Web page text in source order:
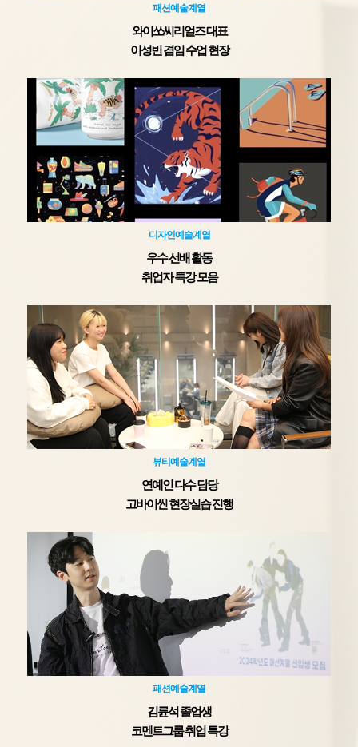
패션예술계열
와이쏘씨리얼즈 대표
이성빈 겸임 수업 현장
디자인예술계열
우수 선배 활동
취업자 특강 모음
뷰티예술계열
연예인 다수 담당
고바이씬 현장실습 진행
패션예술계열
김륜석 졸업생
코멘트그룹 취업 특강